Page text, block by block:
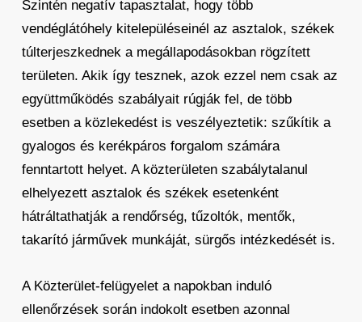
Szintén negatív tapasztalat, hogy több
vendéglátóhely kitelepüléseinél az asztalok, székek
túlterjeszkednek a megállapodásokban rögzített
területen. Akik így tesznek, azok ezzel nem csak az
együttműködés szabályait rúgják fel, de több
esetben a közlekedést is veszélyeztetik: szűkítik a
gyalogos és kerékpáros forgalom számára
fenntartott helyet. A közterületen szabálytalanul
elhelyezett asztalok és székek esetenként
hátráltathatják a rendőrség, tűzoltók, mentők,
takarító járművek munkáját, sürgős intézkedését is.
A Közterület-felügyelet a napokban induló
ellenőrzések során indokolt esetben azonnal